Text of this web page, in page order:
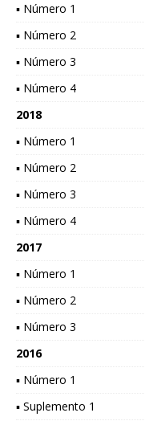
▪ Número 1
▪ Número 2
▪ Número 3
▪ Número 4
2018
▪ Número 1
▪ Número 2
▪ Número 3
▪ Número 4
2017
▪ Número 1
▪ Número 2
▪ Número 3
2016
▪ Número 1
▪ Suplemento 1